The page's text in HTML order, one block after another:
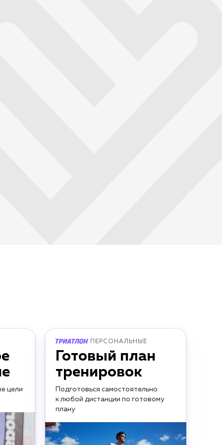
цели
ПЕРСОНАЛЬНЫЕ
Готовый план
тренировок
Подготовься самостоятельно
к любой дистанции по готовому
плану